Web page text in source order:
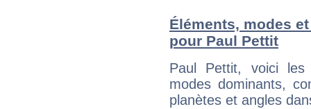
Éléments, modes
pour Paul Pettit
Paul Pettit, voici
modes dominants,
planètes et angles